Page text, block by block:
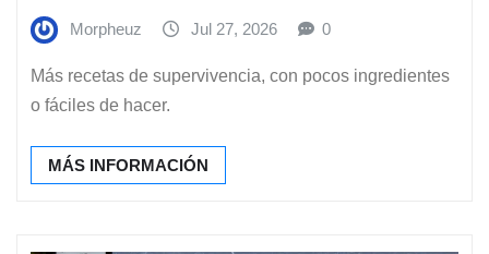
Morpheuz Jul 27, 2026 0
Más recetas de supervivencia, con pocos ingredientes
o fáciles de hacer.
MÁS INFORMACIÓN